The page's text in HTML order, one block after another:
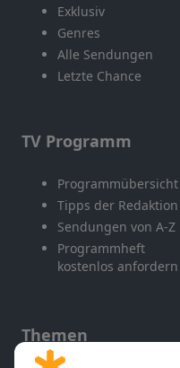
Exklusiv
Genres
Alle Sendungen
Letzte Chance
TV Programm
Programmübersicht
Tipps der Redaktion
Sendungen von A-Z
Programmheft
kostenlos anfordern
Themen